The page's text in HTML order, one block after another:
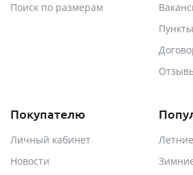
Поиск по размерам
Покупателю
Личный кабинет
Новости